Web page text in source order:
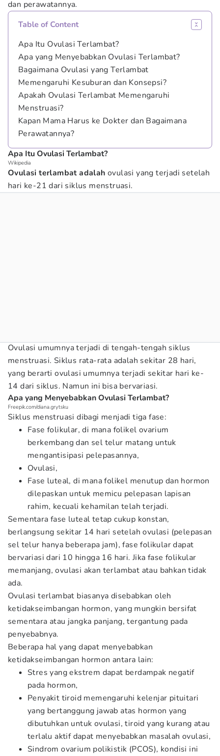
dan perawatannya.
Table of Content
Apa Itu Ovulasi Terlambat?
Apa yang Menyebabkan Ovulasi Terlambat?
Bagaimana Ovulasi yang Terlambat
Memengaruhi Kesuburan dan Konsepsi?
Apakah Ovulasi Terlambat Memengaruhi
Menstruasi?
Kapan Mama Harus ke Dokter dan Bagaimana
Perawatannya?
Apa Itu Ovulasi Terlambat?
Wikipedia
Ovulasi terlambat adalah ovulasi yang terjadi setelah
hari ke-21 dari siklus menstruasi.
Ovulasi umumnya terjadi di tengah-tengah siklus
menstruasi. Siklus rata-rata adalah sekitar 28 hari,
yang berarti ovulasi umumnya terjadi sekitar hari ke-
14 dari siklus. Namun ini bisa bervariasi.
Apa yang Menyebabkan Ovulasi Terlambat?
Freepik.com/diana.grytsku
Siklus menstruasi dibagi menjadi tiga fase:
Fase folikular, di mana folikel ovarium
berkembang dan sel telur matang untuk
mengantisipasi pelepasannya,
Ovulasi,
Fase luteal, di mana folikel menutup dan hormon
dilepaskan untuk memicu pelepasan lapisan
rahim, kecuali kehamilan telah terjadi.
Sementara fase luteal tetap cukup konstan,
berlangsung sekitar 14 hari setelah ovulasi (pelepasan
sel telur hanya beberapa jam), fase folikular dapat
bervariasi dari 10 hingga 16 hari. Jika fase folikular
memanjang, ovulasi akan terlambat atau bahkan tidak
ada.
Ovulasi terlambat biasanya disebabkan oleh
ketidakseimbangan hormon, yang mungkin bersifat
sementara atau jangka panjang, tergantung pada
penyebabnya.
Beberapa hal yang dapat menyebabkan
ketidakseimbangan hormon antara lain:
Stres yang ekstrem dapat berdampak negatif
pada hormon,
Penyakit tiroid memengaruhi kelenjar pituitari
yang bertanggung jawab atas hormon yang
dibutuhkan untuk ovulasi, tiroid yang kurang atau
terlalu aktif dapat menyebabkan masalah ovulasi,
Sindrom ovarium polikistik (PCOS), kondisi ini